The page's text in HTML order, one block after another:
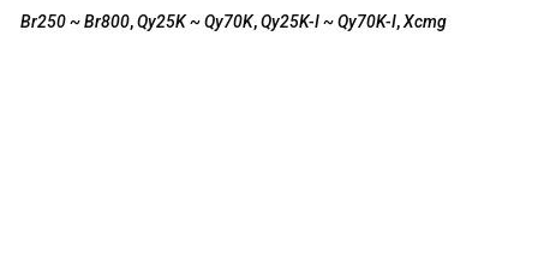
Br250 ~ Br800,Qy25K ~ Qy70K,Qy25K-I ~ Qy70K-I,Xcmg